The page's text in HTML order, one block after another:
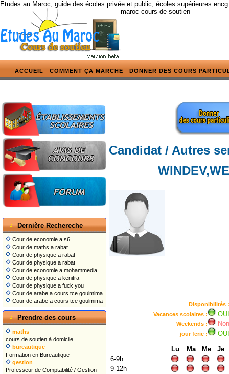
Etudes au Maroc, guide des écoles privée et public, écoles supérieures
maroc cours-de-soutien
ACCUEIL COMMENT ÇA MARCHE DONNER DES COURS
Dernière Rechereche
Cour de economie a s6
Cour de maths a rabat
Cour de physique a rabat
Cour de physique a rabat
Cour de economie a mohammedia
Cour de physique a kenitra
Cour de physique a fuck you
Cour de arabe a cours tce goulmima
Cour de arabe a cours tce goulmima
Prendre des cours
maths
cours de soutien à domicile
bureautique
Formation en Bureautique
gestion
Professeur de Comptabilité / Gestion
Candidat / Autres
Disponibilités :
Vacances scolaires :
OUI
Weekends : Non
jour ferie : OUI
Lu Ma Me
Je
6-9h
9-12h